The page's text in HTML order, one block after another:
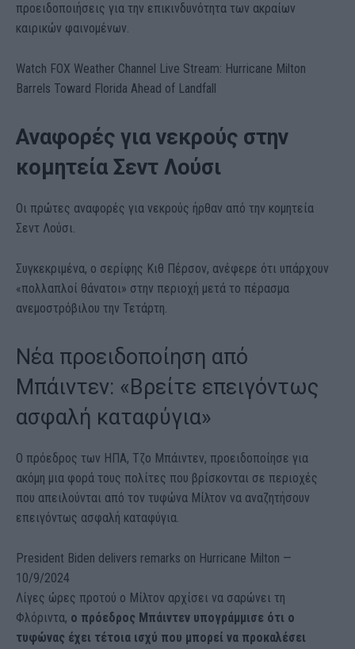
προειδοποιήσεις για την επικινδυνότητα των ακραίων
καιρικών φαινομένων.
Watch FOX Weather Channel Live Stream: Hurricane Milton
Barrels Toward Florida Ahead of Landfall
Αναφορές για νεκρούς στην
κομητεία Σεντ Λούσι
Οι πρώτες αναφορές για νεκρούς ήρθαν από την κομητεία
Σεντ Λούσι.
Συγκεκριμένα, ο σερίφης Κιθ Πέρσον, ανέφερε ότι υπάρχουν
«πολλαπλοί θάνατοι» στην περιοχή μετά το πέρασμα
ανεμοστρόβιλου την Τετάρτη.
Νέα προειδοποίηση από
Μπάιντεν: «Βρείτε επειγόντως
ασφαλή καταφύγια»
Ο πρόεδρος των ΗΠΑ, Τζο Μπάιντεν, προειδοποίησε για
ακόμη μια φορά τους πολίτες που βρίσκονται σε περιοχές
που απειλούνται από τον τυφώνα Μίλτον να αναζητήσουν
επειγόντως ασφαλή καταφύγια.
President Biden delivers remarks on Hurricane Milton —
10/9/2024
Λίγες ώρες προτού ο Μίλτον αρχίσει να σαρώνει τη
Φλόριντα, ο πρόεδρος Μπάιντεν υπογράμμισε ότι ο
τυφώνας έχει τέτοια ισχύ που μπορεί να προκαλέσει